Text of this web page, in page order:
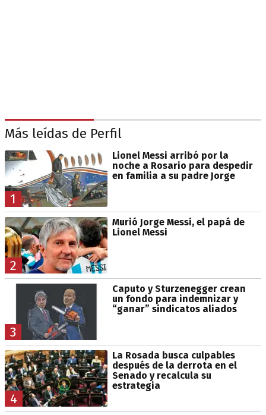
Más leídas de Perfil
1
Lionel Messi arribó por la
noche a Rosario para despedir
en familia a su padre Jorge
2
Murió Jorge Messi, el papá de
Lionel Messi
3
Caputo y Sturzenegger crean
un fondo para indemnizar y
“ganar” sindicatos aliados
4
La Rosada busca culpables
después de la derrota en el
Senado y recalcula su
estrategia